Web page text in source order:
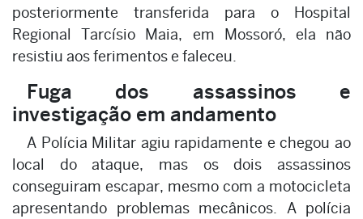
posteriormente transferida para o Hospital
Regional Tarcísio Maia, em Mossoró, ela não
resistiu aos ferimentos e faleceu.
Fuga dos assassinos e
investigação em andamento
A Polícia Militar agiu rapidamente e chegou ao
local do ataque, mas os dois assassinos
conseguiram escapar, mesmo com a motocicleta
apresentando problemas mecânicos. A polícia